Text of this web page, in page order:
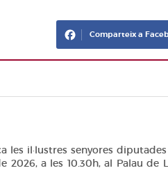
Comparteix a
les il·lustres senyores
a les 10.30h, al Palau de